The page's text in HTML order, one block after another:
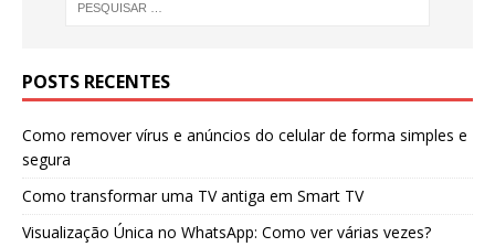
POSTS RECENTES
Como remover vírus e anúncios do celular de forma simples e
segura
Como transformar uma TV antiga em Smart TV
Visualização Única no WhatsApp: Como ver várias vezes?